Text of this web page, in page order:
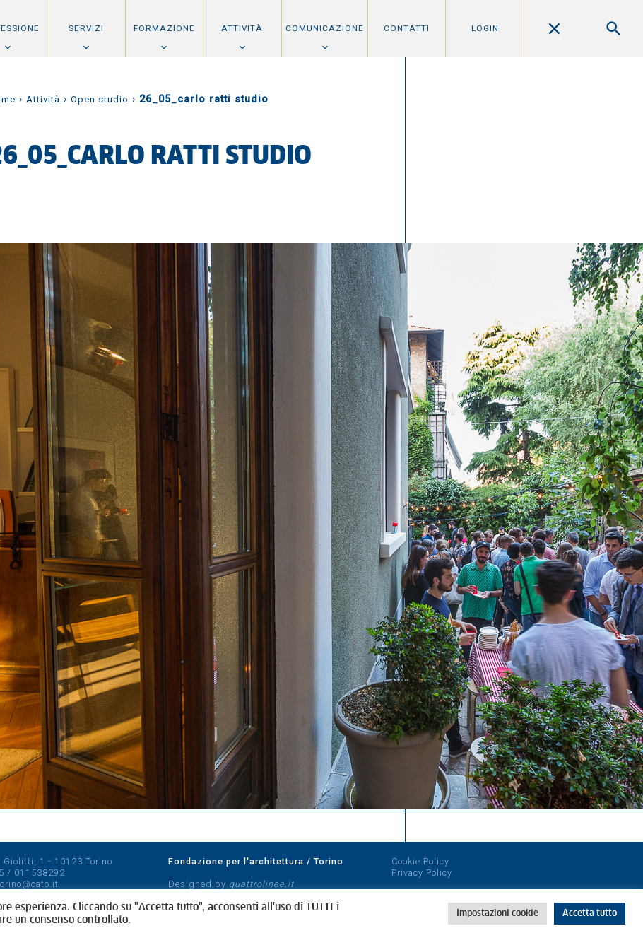
SERVIZI FORMAZIONE ATTIVITÀ COMUNICAZIONE CONTATTI LOGIN
› Attività › Open studio › 26_05_carlo ratti studio
RATTI STUDIO
Giolitti, 1 - 10123 Torino
/ 011538292
Fondazione per l'architettura / Torino
Designed by quattrolinee.it
Cookie Policy
Privacy Policy
esperienza. Cliccando su "Accetta tutto", acconsenti all'uso di TUTTI i
un consenso controllato.
Impostazioni cookie Accetta tutto